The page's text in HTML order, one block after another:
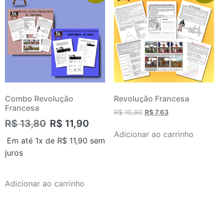
Combo Revolução
Francesa
R$13,80 R$ 11,90
Em até 1x de R$ 11,90 sem
juros
Adicionar ao carrinho
Revolução Francesa
R$10,90 R$7,63
Adicionar ao carrinho